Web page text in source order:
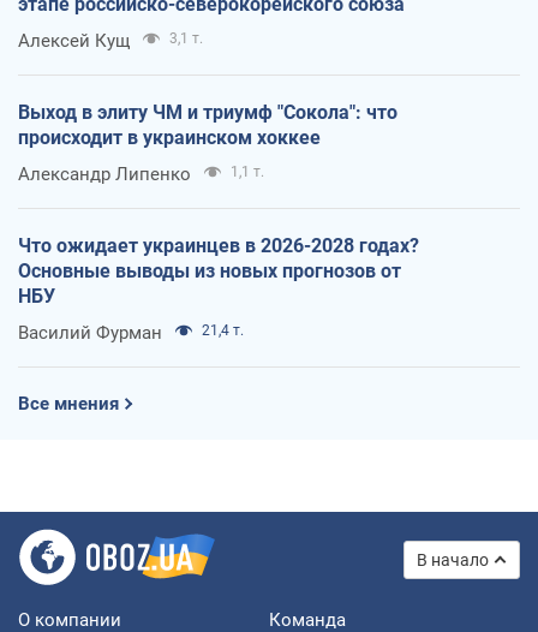
Алексей Кущ 3,1 т.
Выход в элиту ЧМ и триумф "Сокола": что
происходит в украинском хоккее
Александр Липенко 1,1 т.
Что ожидает украинцев в 2026-2028 годах?
Основные выводы из новых прогнозов от
НБУ
Василий Фурман 21,4 т.
Все мнения
В начало
О компании Команда